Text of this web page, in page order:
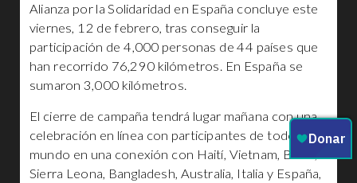
Alianza por la Solidaridad en España concluye este
viernes, 12 de febrero, tras conseguir la
participación de 4,000 personas de 44 países que
han recorrido 76,290 kilómetros. En España se
sumaron 3,000 kilómetros.
El cierre de campaña tendrá lugar mañana con una
celebración en línea con participantes de todo el
mundo en una conexión con Haití, Vietnam, Brasil,
Sierra Leona, Bangladesh, Australia, Italia y España,